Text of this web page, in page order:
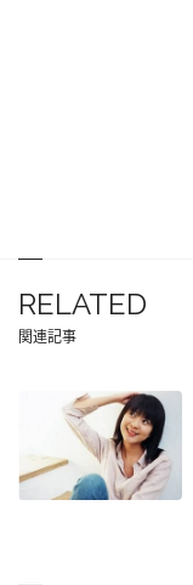
RELATED
関連記事